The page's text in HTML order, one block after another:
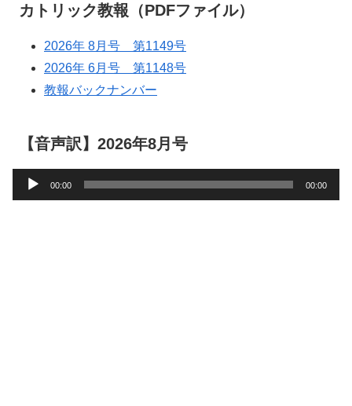
カトリック教報（PDFファイル）
2026年 8月号 第1149号
2026年 6月号 第1148号
教報バックナンバー
【音声訳】2026年8月号
声
00:00 00:00